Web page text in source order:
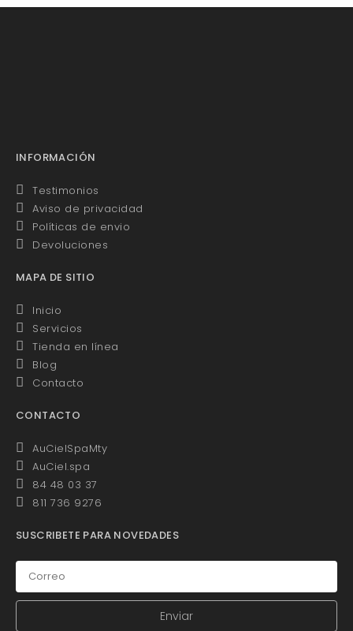
INFORMACIÓN
Testimonios
Aviso de privacidad
Políticas de envio
Devoluciones
MAPA DE SITIO
Inicio
Servicios
Tienda en línea
Blog
Contacto
CONTACTO
AuCielSpaMty
AuCiel.spa
84 48 03 37
811 736 9276
SUSCRIBETE PARA NOVEDADES
Enviar